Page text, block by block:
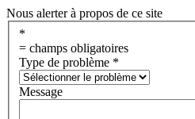
Nous alerter à propos de ce site
*
= champs obligatoires
Type de problème *
Message